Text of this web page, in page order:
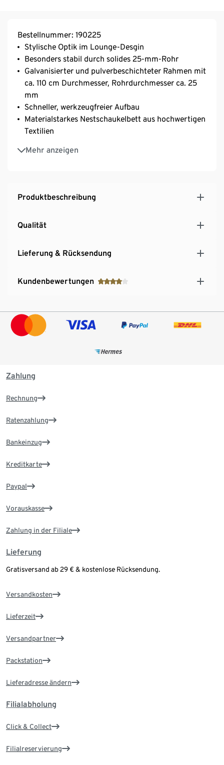
Bestellnummer: 190225
Stylische Optik im Lounge-Desgin
Besonders stabil durch solides 25-mm-Rohr
Galvanisierter und pulverbeschichteter Rahmen mit
ca. 110 cm Durchmesser, Rohrdurchmesser ca. 25
mm
Schneller, werkzeugfreier Aufbau
Materialstarkes Nestschaukelbett aus hochwertigen
Textilien
Mehr anzeigen
Melierte Optik
Höhenjustierbares Seil von ca. 140 - 190 cm
Produktbeschreibung
Qualität
Lieferung & Rücksendung
Kundenbewertungen
Zahlung
Rechnung
Ratenzahlung
Bankeinzug
Kreditkarte
Paypal
Vorauskasse
Zahlung in der Filiale
Lieferung
Gratisversand ab 29 € & kostenlose Rücksendung.
Versandkosten
Lieferzeit
Versandpartner
Packstation
Lieferadresse ändern
Filialabholung
Click & Collect
Filialreservierung